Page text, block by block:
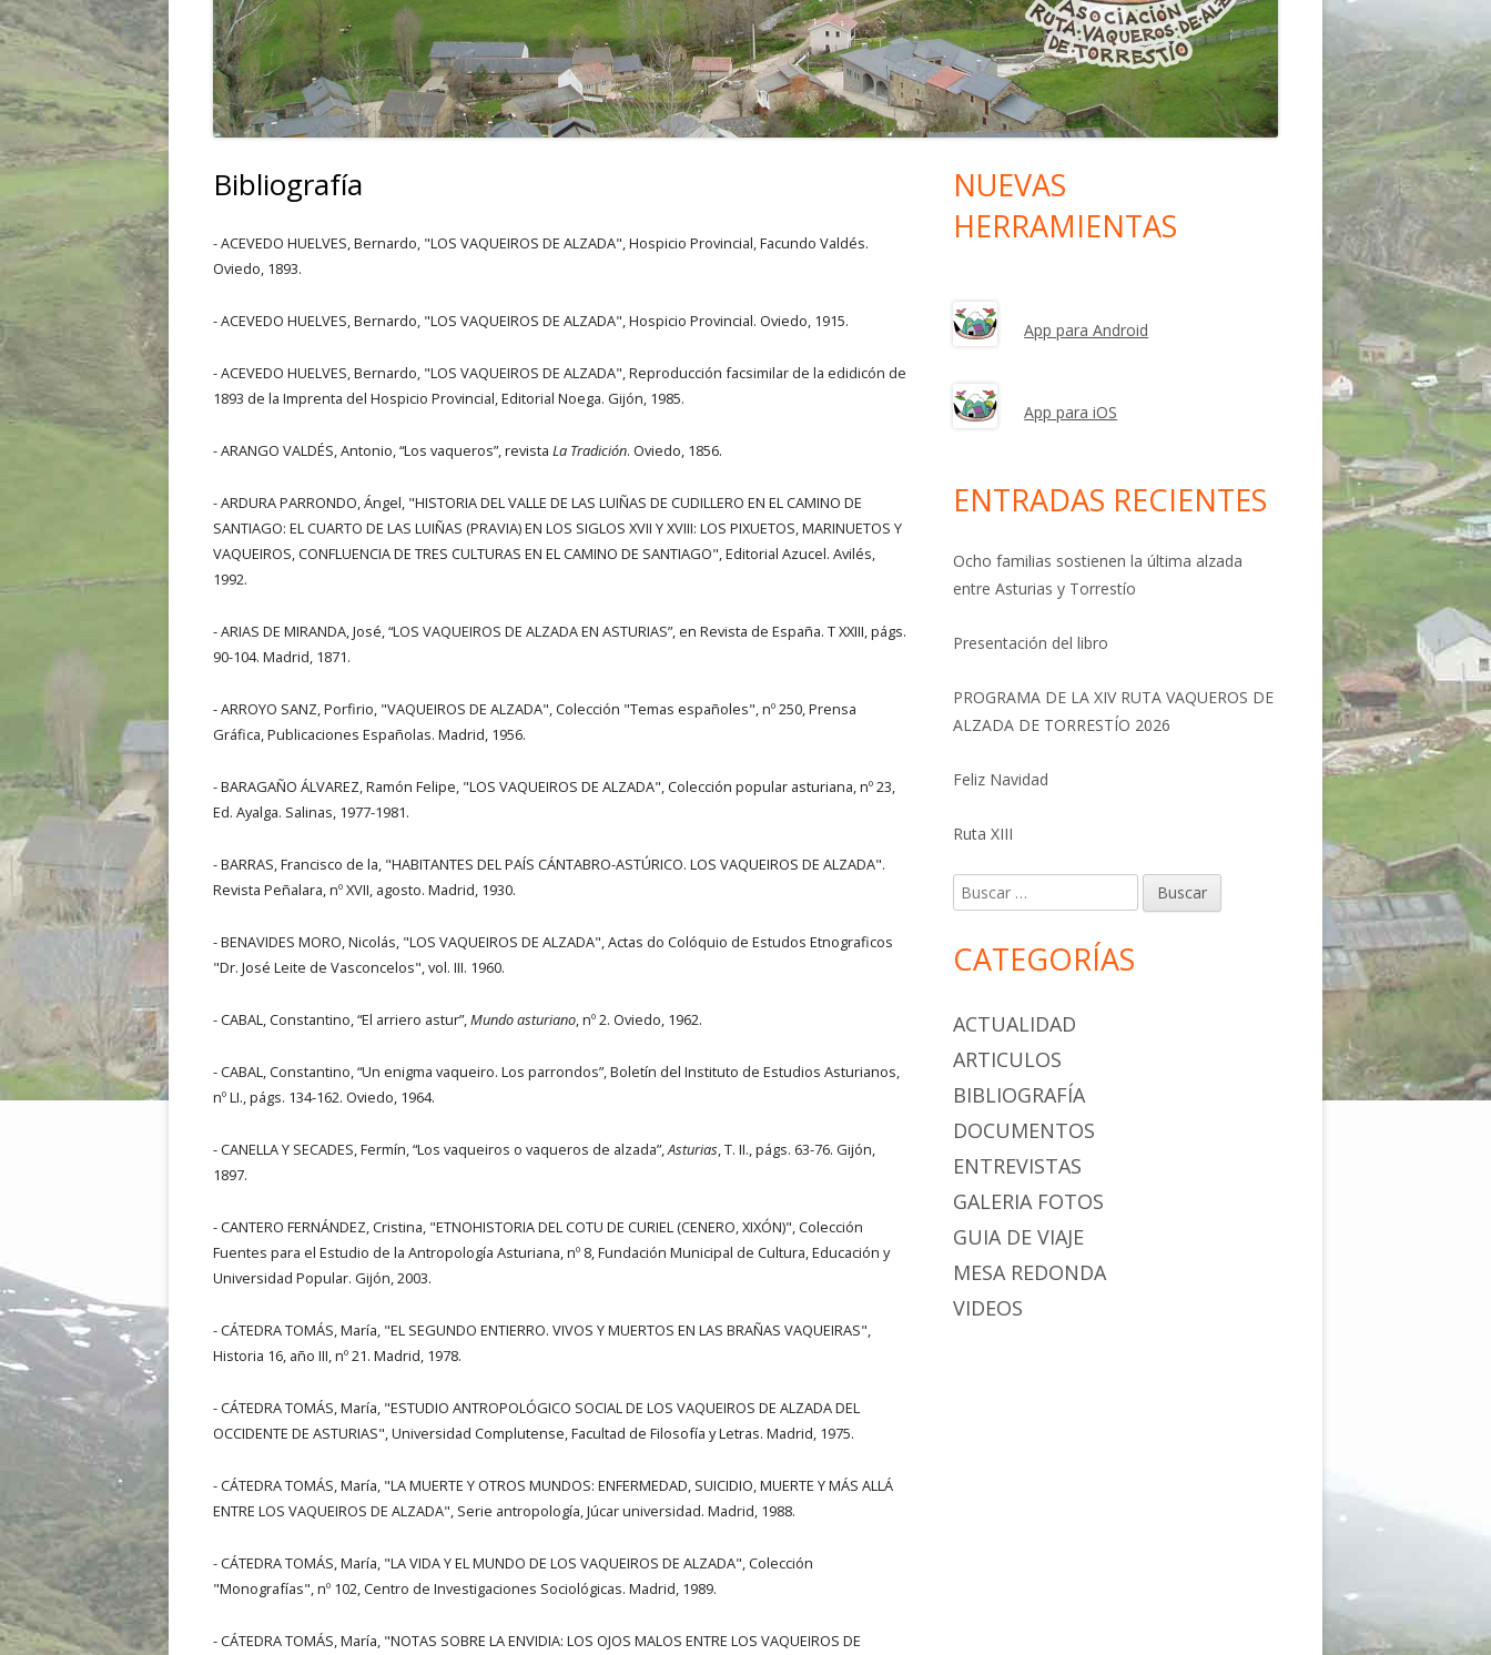
SUBIDA
I RUTA VAQUEROS DE ALZADA –
BAJADA
I RUTA VAQUEROS DE ALZADA –
Bibliografía
- ACEVEDO HUELVES, Bernardo, "LOS VAQUEIROS DE ALZADA", Hospicio Provincial, Facundo Valdés.
Oviedo, 1893.
- ACEVEDO HUELVES, Bernardo, "LOS VAQUEIROS DE ALZADA", Hospicio Provincial. Oviedo, 1915.
- ACEVEDO HUELVES, Bernardo, "LOS VAQUEIROS DE ALZADA", Reproducción facsimilar de la edidicón de
1893 de la Imprenta del Hospicio Provincial, Editorial Noega. Gijón, 1985.
- ARANGO VALDÉS, Antonio, “Los vaqueros”, revista La Tradición. Oviedo, 1856.
- ARDURA PARRONDO, Ángel, "HISTORIA DEL VALLE DE LAS LUIÑAS DE CUDILLERO EN EL CAMINO DE
SANTIAGO: EL CUARTO DE LAS LUIÑAS (PRAVIA) EN LOS SIGLOS XVII Y XVIII: LOS PIXUETOS, MARINUETOS Y
VAQUEIROS, CONFLUENCIA DE TRES CULTURAS EN EL CAMINO DE SANTIAGO", Editorial Azucel. Avilés,
1992.
- ARIAS DE MIRANDA, José, “LOS VAQUEIROS DE ALZADA EN ASTURIAS”, en Revista de España. T XXIII, págs.
90-104. Madrid, 1871.
- ARROYO SANZ, Porfirio, "VAQUEIROS DE ALZADA", Colección "Temas españoles", nº 250, Prensa
Gráfica, Publicaciones Españolas. Madrid, 1956.
- BARAGAÑO ÁLVAREZ, Ramón Felipe, "LOS VAQUEIROS DE ALZADA", Colección popular asturiana, nº 23,
Ed. Ayalga. Salinas, 1977-1981.
- BARRAS, Francisco de la, "HABITANTES DEL PAÍS CÁNTABRO-ASTÚRICO. LOS VAQUEIROS DE ALZADA".
Revista Peñalara, nº XVII, agosto. Madrid, 1930.
- BENAVIDES MORO, Nicolás, "LOS VAQUEIROS DE ALZADA", Actas do Colóquio de Estudos Etnograficos
"Dr. José Leite de Vasconcelos", vol. III. 1960.
- CABAL, Constantino, “El arriero astur”,Mundo asturiano, nº 2. Oviedo, 1962.
- CABAL, Constantino, “Un enigma vaqueiro. Los parrondos”, Boletín del Instituto de Estudios Asturianos,
nº LI., págs. 134-162. Oviedo, 1964.
- CANELLA Y SECADES, Fermín, “Los vaqueiros o vaqueros de alzada”,Asturias, T. II., págs. 63-76. Gijón,
1897.
- CANTERO FERNÁNDEZ, Cristina, "ETNOHISTORIA DEL COTU DE CURIEL (CENERO, XIXÓN)", Colección
Fuentes para el Estudio de la Antropología Asturiana, nº 8, Fundación Municipal de Cultura, Educación y
Universidad Popular. Gijón, 2003.
- CÁTEDRA TOMÁS, María, "EL SEGUNDO ENTIERRO. VIVOS Y MUERTOS EN LAS BRAÑAS VAQUEIRAS",
Historia 16, año III, nº 21. Madrid, 1978.
- CÁTEDRA TOMÁS, María, "ESTUDIO ANTROPOLÓGICO SOCIAL DE LOS VAQUEIROS DE ALZADA DEL
OCCIDENTE DE ASTURIAS", Universidad Complutense, Facultad de Filosofía y Letras. Madrid, 1975.
- CÁTEDRA TOMÁS, María, "LA MUERTE Y OTROS MUNDOS: ENFERMEDAD, SUICIDIO, MUERTE Y MÁS ALLÁ
ENTRE LOS VAQUEIROS DE ALZADA", Serie antropología, Júcar universidad. Madrid, 1988.
- CÁTEDRA TOMÁS, María, "LA VIDA Y EL MUNDO DE LOS VAQUEIROS DE ALZADA", Colección
"Monografías", nº 102, Centro de Investigaciones Sociológicas. Madrid, 1989.
- CÁTEDRA TOMÁS, María, "NOTAS SOBRE LA ENVIDIA: LOS OJOS MALOS ENTRE LOS VAQUEIROS DE
Barra
lateral
NUEVAS
HERRAMIENTAS
App para Android
App para iOS
ENTRADAS RECIENTES
Ocho familias sostienen la última alzada
entre Asturias y Torrestío
Presentación del libro
PROGRAMA DE LA XIV RUTA VAQUEROS DE
ALZADA DE TORRESTÍO 2026
Feliz Navidad
Ruta XIII
Buscar:
CATEGORÍAS
ACTUALIDAD
ARTICULOS
BIBLIOGRAFÍA
DOCUMENTOS
ENTREVISTAS
GALERIA FOTOS
GUIA DE VIAJE
MESA REDONDA
VIDEOS